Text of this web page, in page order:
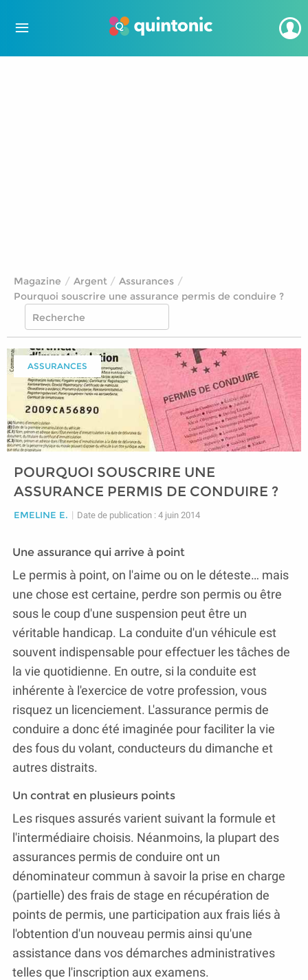
Magazine Argent
Assurances
Pourquoi souscrire une assurance permis de conduire ?
ASSURANCES
POURQUOI SOUSCRIRE UNE
ASSURANCE PERMIS DE CONDUIRE ?
EMELINE E. | Date de publication : 4 juin 2014
Une assurance qui arrive à point
Le permis à point, on l'aime ou on le déteste… mais
une chose est certaine, perdre son permis ou être
sous le coup d'une suspension peut être un
véritable handicap. La conduite d'un véhicule est
souvent indispensable pour effectuer les tâches de
la vie quotidienne. En outre, si la conduite est
inhérente à l'exercice de votre profession, vous
risquez un licenciement. L'assurance permis de
conduire a donc été imaginée pour faciliter la vie
des fous du volant, conducteurs du dimanche et
autres distraits.
Un contrat en plusieurs points
Les risques assurés varient suivant la formule et
l'intermédiaire choisis. Néanmoins, la plupart des
assurances permis de conduire ont un
dénominateur commun à savoir la prise en charge
(partielle) des frais de stage en récupération de
points de permis, une participation aux frais liés à
l'obtention d'un nouveau permis ainsi qu'une
assistance dans vos démarches administratives
telles que l'inscription aux examens.